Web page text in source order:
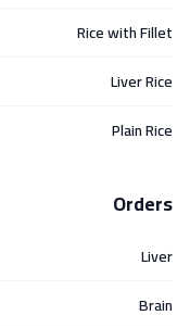
Rice with Fillet
Liver Rice
Plain Rice
Orders
Liver
Brain